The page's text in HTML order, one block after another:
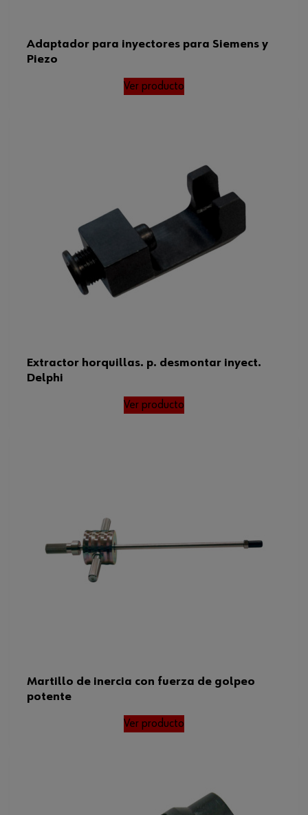
Adaptador para inyectores para Siemens y
Piezo
Ver producto
Extractor horquillas. p. desmontar inyect.
Delphi
Ver producto
Martillo de inercia con fuerza de golpeo
potente
Ver producto